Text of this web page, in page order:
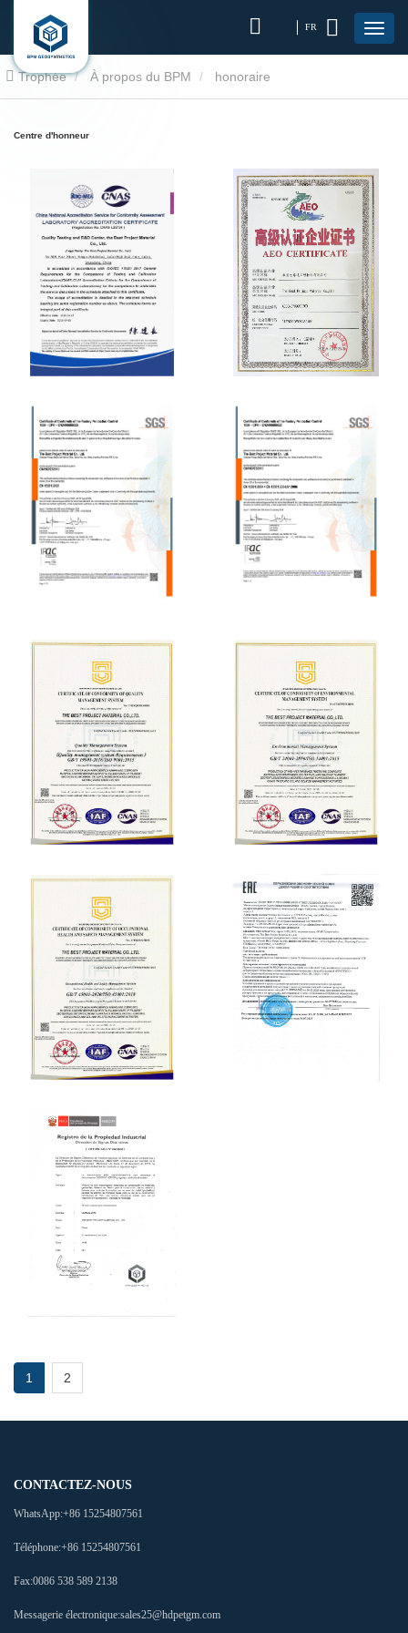
FR
Trophée À propos du BPM honoraire
Centre d'honneur
1 2
CONTACTEZ-NOUS
WhatsApp:+86 15254807561
Téléphone:+86 15254807561
Fax:0086 538 589 2138
Messagerie électronique:sales25@hdpetgm.com